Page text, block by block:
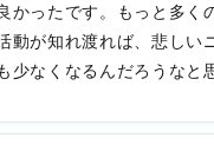
かったです。もっと多く
動が知れ渡れば、悲しい
少なくなるんだろうなと